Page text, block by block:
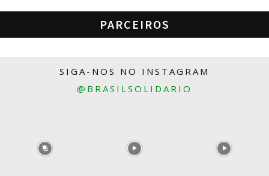
PARCEIROS
SIGA-NOS NO INSTAGRAM
@BRASILSOLIDARIO